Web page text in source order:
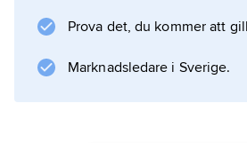
Prova det, du kommer att
Marknadsledare i Sverige.